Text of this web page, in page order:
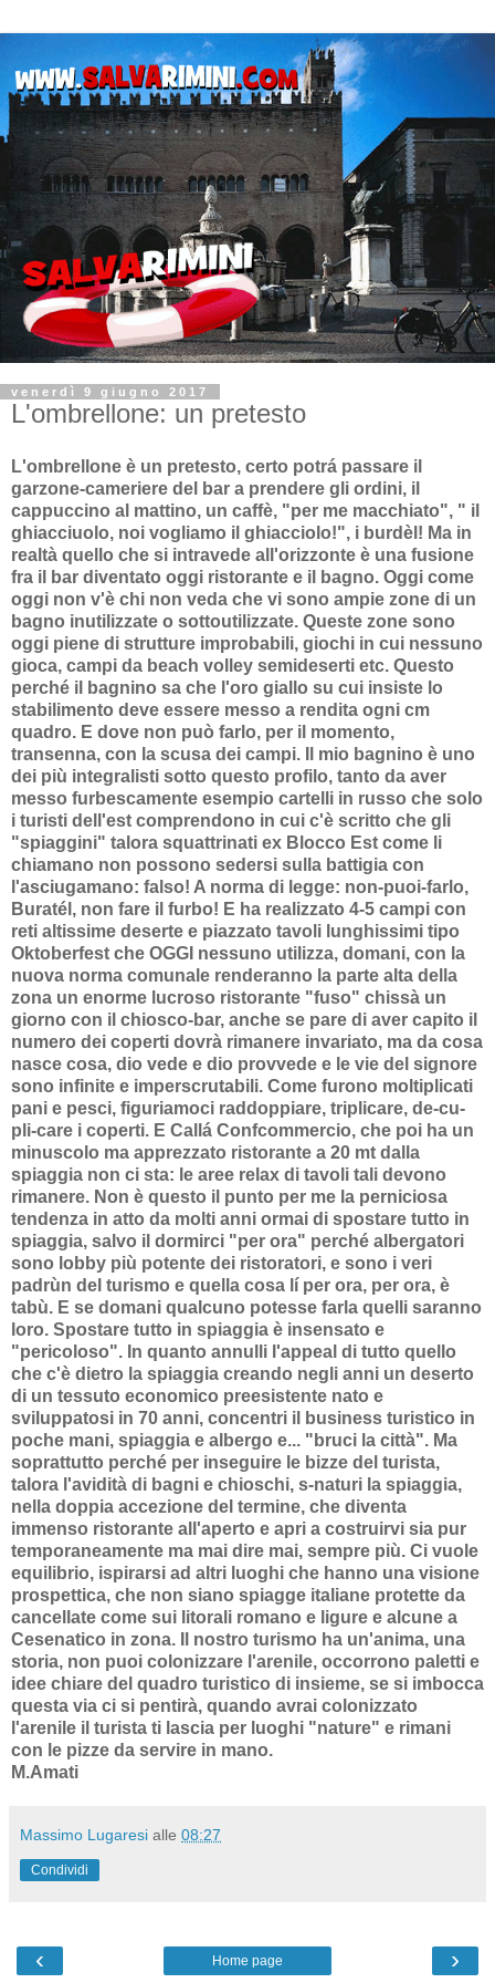
venerdì 9 giugno 2017
L'ombrellone: un pretesto
L'ombrellone è un pretesto, certo potrá passare il
garzone-cameriere del bar a prendere gli ordini, il
cappuccino al mattino, un caffè, "per me macchiato", " il
ghiacciuolo, noi vogliamo il ghiacciolo!", i burdèl! Ma in
realtà quello che si intravede all'orizzonte è una fusione
fra il bar diventato oggi ristorante e il bagno. Oggi come
oggi non v'è chi non veda che vi sono ampie zone di un
bagno inutilizzate o sottoutilizzate. Queste zone sono
oggi piene di strutture improbabili, giochi in cui nessuno
gioca, campi da beach volley semideserti etc. Questo
perché il bagnino sa che l'oro giallo su cui insiste lo
stabilimento deve essere messo a rendita ogni cm
quadro. E dove non può farlo, per il momento,
transenna, con la scusa dei campi. Il mio bagnino è uno
dei più integralisti sotto questo profilo, tanto da aver
messo furbescamente esempio cartelli in russo che solo
i turisti dell'est comprendono in cui c'è scritto che gli
"spiaggini" talora squattrinati ex Blocco Est come li
chiamano non possono sedersi sulla battigia con
l'asciugamano: falso! A norma di legge: non-puoi-farlo,
Buratél, non fare il furbo! E ha realizzato 4-5 campi con
reti altissime deserte e piazzato tavoli lunghissimi tipo
Oktoberfest che OGGI nessuno utilizza, domani, con la
nuova norma comunale renderanno la parte alta della
zona un enorme lucroso ristorante "fuso" chissà un
giorno con il chiosco-bar, anche se pare di aver capito il
numero dei coperti dovrà rimanere invariato, ma da cosa
nasce cosa, dio vede e dio provvede e le vie del signore
sono infinite e imperscrutabili. Come furono moltiplicati
pani e pesci, figuriamoci raddoppiare, triplicare, de-cu-
pli-care i coperti. E Callá Confcommercio, che poi ha un
minuscolo ma apprezzato ristorante a 20 mt dalla
spiaggia non ci sta: le aree relax di tavoli tali devono
rimanere. Non è questo il punto per me la perniciosa
tendenza in atto da molti anni ormai di spostare tutto in
spiaggia, salvo il dormirci "per ora" perché albergatori
sono lobby più potente dei ristoratori, e sono i veri
padrùn del turismo e quella cosa lí per ora, per ora, è
tabù. E se domani qualcuno potesse farla quelli saranno
loro. Spostare tutto in spiaggia è insensato e
"pericoloso". In quanto annulli l'appeal di tutto quello
che c'è dietro la spiaggia creando negli anni un deserto
di un tessuto economico preesistente nato e
sviluppatosi in 70 anni, concentri il business turistico in
poche mani, spiaggia e albergo e... "bruci la città". Ma
soprattutto perché per inseguire le bizze del turista,
talora l'avidità di bagni e chioschi, s-naturi la spiaggia,
nella doppia accezione del termine, che diventa
immenso ristorante all'aperto e apri a costruirvi sia pur
temporaneamente ma mai dire mai, sempre più. Ci vuole
equilibrio, ispirarsi ad altri luoghi che hanno una visione
prospettica, che non siano spiagge italiane protette da
cancellate come sui litorali romano e ligure e alcune a
Cesenatico in zona. Il nostro turismo ha un'anima, una
storia, non puoi colonizzare l'arenile, occorrono paletti e
idee chiare del quadro turistico di insieme, se si imbocca
questa via ci si pentirà, quando avrai colonizzato
l'arenile il turista ti lascia per luoghi "nature" e rimani
con le pizze da servire in mano.
M.Amati
Massimo Lugaresi alle 08:27
Condividi
‹ ›
Home page